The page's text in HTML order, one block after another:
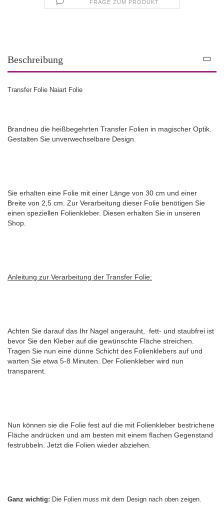
FRAGE ZUM PRODUKT
Beschreibung
Transfer Folie Naiart Folie
Brandneu die heißbegehrten Transfer Folien in magischer Optik.
Gestalten Sie unverwechselbare Design.
Sie erhalten eine Folie mit einer Länge von 30 cm und einer
Breite von 2,5 cm. Zur Verarbeitung dieser Folie benötigen Sie
einen speziellen Folienkleber. Diesen erhalten Sie in unseren
Shop.
Anleitung zur Verarbeitung der Transfer Folie:
Achten Sie darauf das Ihr Nagel angerauht, fett- und staubfrei ist
bevor Sie den Kleber auf die gewünschte Fläche streichen.
Tragen Sie nun eine dünne Schicht des Folienklebers auf und
warten Sie etwa 5-8 Minuten. Der Folienkleber wird nun
transparent.
Nun können sie die Folie fest auf die mit Folienkleber bestrichene
Fläche andrücken und am besten mit einem flachen Gegenstand
festrubbeln. Jetzt die Folien wieder abziehen.
Ganz wichtig: Die Folien muss mit dem Design nach oben zeigen.